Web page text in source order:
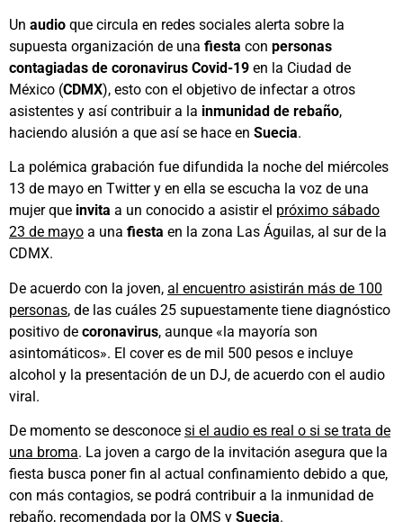
Un audio que circula en redes sociales alerta sobre la
supuesta organización de una fiesta con personas
contagiadas de coronavirus Covid-19 en la Ciudad de
México (CDMX), esto con el objetivo de infectar a otros
asistentes y así contribuir a la inmunidad de rebaño,
haciendo alusión a que así se hace en Suecia.
La polémica grabación fue difundida la noche del miércoles
13 de mayo en Twitter y en ella se escucha la voz de una
mujer que invita a un conocido a asistir el próximo sábado
23 de mayo a una fiesta en la zona Las Águilas, al sur de la
CDMX.
De acuerdo con la joven, al encuentro asistirán más de 100
personas, de las cuáles 25 supuestamente tiene diagnóstico
positivo de coronavirus, aunque «la mayoría son
asintomáticos». El cover es de mil 500 pesos e incluye
alcohol y la presentación de un DJ, de acuerdo con el audio
viral.
De momento se desconoce si el audio es real o si se trata de
una broma. La joven a cargo de la invitación asegura que la
fiesta busca poner fin al actual confinamiento debido a que,
con más contagios, se podrá contribuir a la inmunidad de
rebaño, recomendada por la OMS y Suecia.